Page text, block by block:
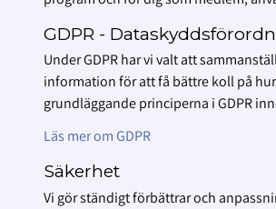
GDPR -
Under GDPR har vi valt att
information för att få bättre koll på
grundläggande principerna i GDPR
Läs mer om GDPR
Säkerhet
Vi gör ständigt förbättrar och